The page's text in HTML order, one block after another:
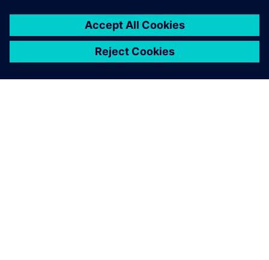
통해 미래 지향적인 제조 데이
터 관리 방식을 사용합니다.